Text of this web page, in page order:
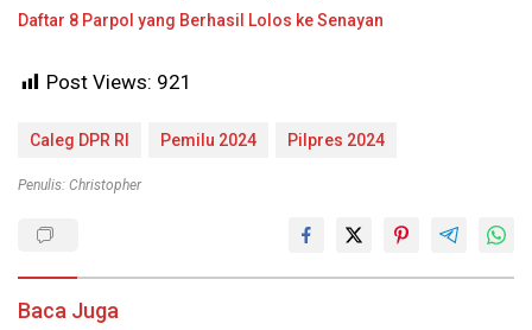
Daftar 8 Parpol yang Berhasil Lolos ke Senayan
Post Views: 921
Caleg DPR RI Pemilu 2024 Pilpres 2024
Penulis: Christopher
Baca Juga